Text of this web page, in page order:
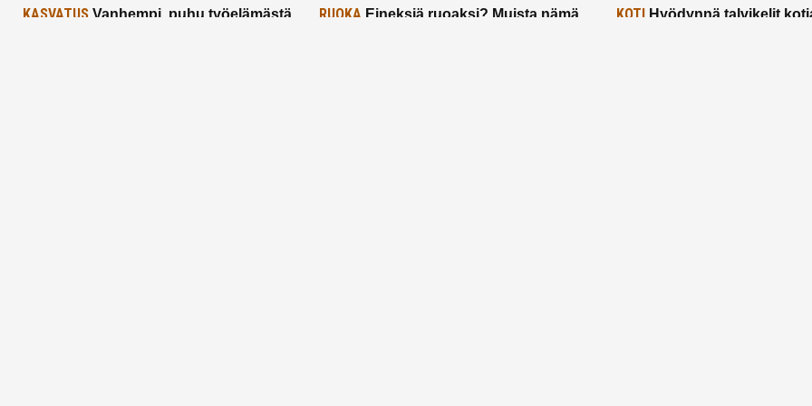
KASVATUS Vanhempi, puhu työelämästä
RUOKA Eineksiä ruoaksi? Muista nämä
KOTIHyödynnä talvikelit